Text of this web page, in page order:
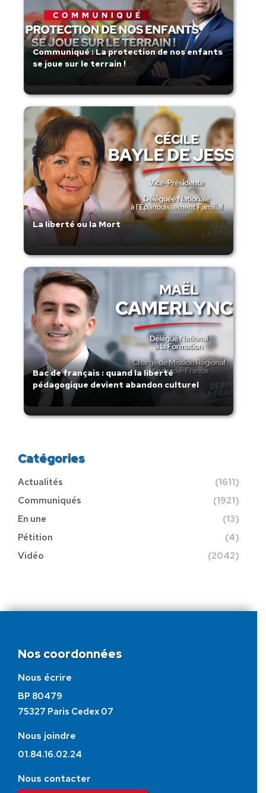
Communiqué : La protection de nos enfants
se joue sur le terrain !
La liberté ou la Mort
Bac de français : quand la liberté
pédagogique devient abandon culturel
Catégories
Actualités
(1611)
Communiqués
(1921)
En une
(13)
Pétition
(4)
Vidéo
(2042)
Nos coordonnées
Nous écrire
BP 80479
75327 Paris Cedex 07
Nous joindre
01.84.16.02.24
Nous contacter